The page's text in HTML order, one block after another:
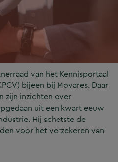
van het Kennisportaal
bijeen bij Movares. Daar
zijn inzichten over
uit een kwart eeuw
Hij schetste de
voor het verzekeren van